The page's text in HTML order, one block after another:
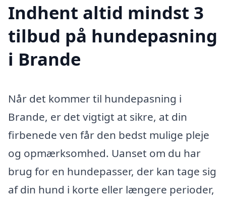
Indhent altid mindst 3
tilbud på hundepasning
i Brande
Når det kommer til hundepasning i
Brande, er det vigtigt at sikre, at din
firbenede ven får den bedst mulige pleje
og opmærksomhed. Uanset om du har
brug for en hundepasser, der kan tage sig
af din hund i korte eller længere perioder,